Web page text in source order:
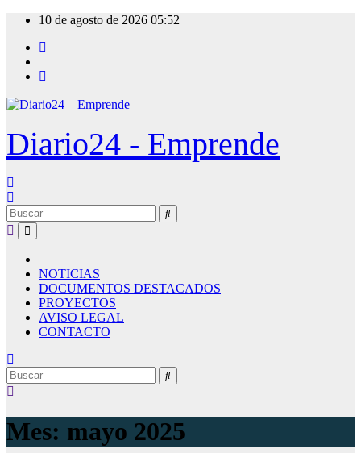
contenido
10 de agosto de 2026 05:52
Diario24 - Emprende
NOTICIAS
DOCUMENTOS DESTACADOS
PROYECTOS
AVISO LEGAL
CONTACTO
Mes: mayo 2025